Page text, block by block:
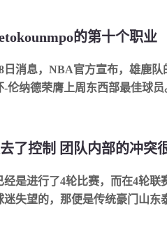
的第十个职业
日消息，NBA官方宣布，雄鹿队
伦纳德荣膺上周东西部最佳球
是进行了4轮比赛，而在4轮联
失望的，那便是传统豪门山东